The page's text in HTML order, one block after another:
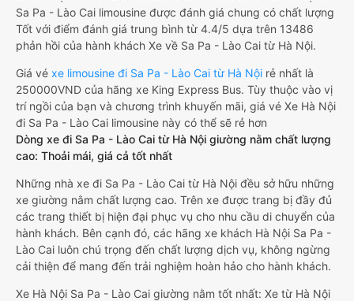
Sa Pa - Lào Cai limousine được đánh giá chung có chất lượng
Tốt với điểm đánh giá trung bình từ 4.4/5 dựa trên 13486
phản hồi của hành khách Xe về Sa Pa - Lào Cai từ Hà Nội.
Giá vé xe limousine đi Sa Pa - Lào Cai từ Hà Nội rẻ nhất là
250000VND của hãng xe King Express Bus. Tùy thuộc vào vị
trí ngồi của bạn và chương trình khuyến mãi, giá vé Xe Hà Nội
đi Sa Pa - Lào Cai limousine này có thể sẽ rẻ hơn
Dòng xe đi Sa Pa - Lào Cai từ Hà Nội giường nằm chất lượng
cao: Thoải mái, giá cả tốt nhất
Những nhà xe đi Sa Pa - Lào Cai từ Hà Nội đều sở hữu những
xe giường nằm chất lượng cao. Trên xe được trang bị đầy đủ
các trang thiết bị hiện đại phục vụ cho nhu cầu di chuyển của
hành khách. Bên cạnh đó, các hãng xe khách Hà Nội Sa Pa -
Lào Cai luôn chú trọng đến chất lượng dịch vụ, không ngừng
cải thiện để mang đến trải nghiệm hoàn hảo cho hành khách.
Xe Hà Nội Sa Pa - Lào Cai giường nằm tốt nhất: Xe từ Hà Nội